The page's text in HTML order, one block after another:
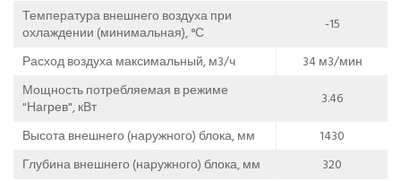
Температура внешнего воздуха при
охлаждении (минимальная), °С
-15
Расход воздуха максимальный, м3/ч
34 м3/мин
Мощность потребляемая в режиме
"Нагрев", кВт
3.46
Высота внешнего (наружного) блока, мм
1430
Глубина внешнего (наружного) блока, мм
320